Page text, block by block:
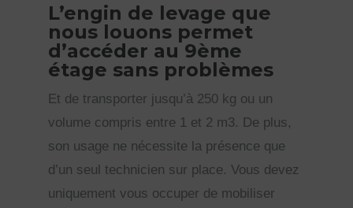
L’engin de levage que
nous louons permet
d’accéder au 9ème
étage sans problèmes
Et de transporter jusqu’à 250 kg ou un
volume compris entre 1 et 2 m3. De plus,
son usage ne nécessite la présence que
d’un seul technicien sur place. Vous devez
uniquement vous occuper de mobiliser